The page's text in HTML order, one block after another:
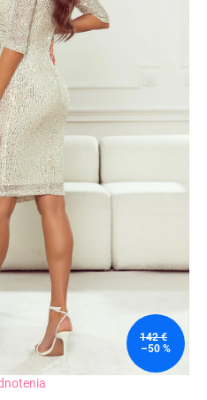
142 €
–50 %